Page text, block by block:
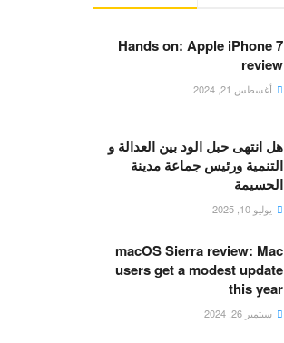
Hands on: Apple iPhone 7
review
أغسطس 21, 2024
هل انتهى حبل الود بين العدالة و
التنمية ورئيس جماعة مدينة
الحسيمة
يوليو 10, 2025
macOS Sierra review: Mac
users get a modest update
this year
سبتمبر 26, 2024